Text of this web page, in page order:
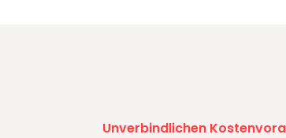
Unverbindlichen